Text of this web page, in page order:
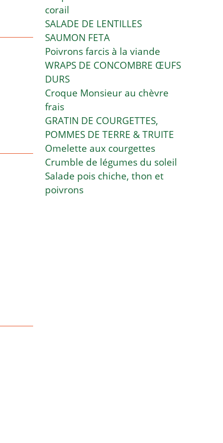
corail
SALADE DE LENTILLES
SAUMON FETA
Poivrons farcis à la viande
WRAPS DE CONCOMBRE ŒUFS
DURS
Croque Monsieur au chèvre
frais
GRATIN DE COURGETTES,
POMMES DE TERRE & TRUITE
Omelette aux courgettes
Crumble de légumes du soleil
Salade pois chiche, thon et
poivrons